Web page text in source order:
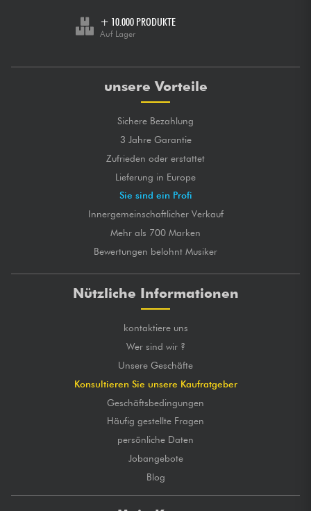
+ 10.000 PRODUKTE
Auf Lager
unsere Vorteile
Sichere Bezahlung
3 Jahre Garantie
Zufrieden oder erstattet
Lieferung in Europe
Sie sind ein Profi
Innergemeinschaftlicher Verkauf
Mehr als 700 Marken
Bewertungen belohnt Musiker
Nützliche Informationen
kontaktiere uns
Wer sind wir ?
Unsere Geschäfte
Konsultieren Sie unsere Kaufratgeber
Geschäftsbedingungen
Häufig gestellte Fragen
persönliche Daten
Jobangebote
Blog